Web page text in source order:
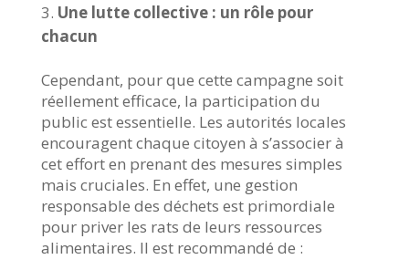
Une lutte collective : un rôle pour
chacun
Cependant, pour que cette campagne soit
réellement efficace, la participation du
public est essentielle. Les autorités locales
encouragent chaque citoyen à s’associer à
cet effort en prenant des mesures simples
mais cruciales. En effet, une gestion
responsable des déchets est primordiale
pour priver les rats de leurs ressources
alimentaires. Il est recommandé de :